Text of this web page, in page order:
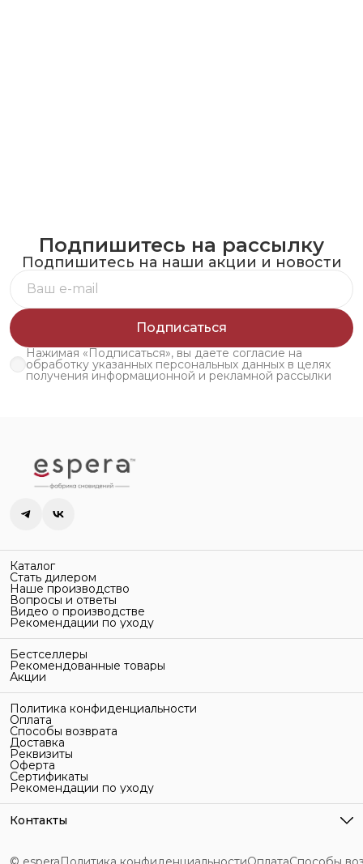
Подпишитесь на рассылку
Подпишитесь на наши акции и новости
Подписаться
Нажимая «Подписаться», вы даете согласие на
обработку указанных персональных данных в целях
получения информационной и рекламной рассылки
Каталог
Стать дилером
Наше производство
Вопросы и ответы
Видео о производстве
Рекомендации по уходу
Бестселлеры
Рекомендованные товары
Акции
Политика конфиденциальности
Оплата
Способы возврата
Доставка
Реквизиты
Оферта
Сертификаты
Рекомендации по уходу
Контакты